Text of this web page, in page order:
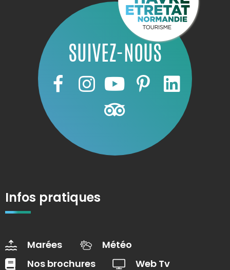
SUIVEZ-NOUS
Infos pratiques
Marées
Météo
Nos brochures
Web Tv